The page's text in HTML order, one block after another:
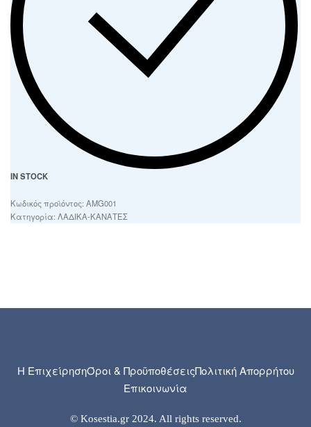
IN STOCK
AMG001
Κατηγορία: ΛΑΔΙΚΑ-ΚΑΝΑΤΕΣ
Η ΕπιχείρησηΌροι & ΠροϋποθέσειςΠολιτική Απορρήτου
Επικοινωνία
© Kosestia.gr 2024. All rights reserved.